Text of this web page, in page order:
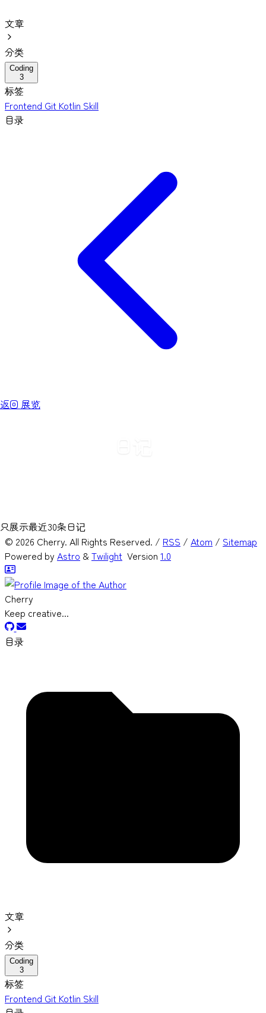
文章
分类
Coding
3
标签
Frontend Git Kotlin Skill
目录
返回 展览
只展示最近30条日记
© 2026 Cherry. All Rights Reserved. / RSS / Atom / Sitemap
Powered by Astro &Twilight Version 1.0
Cherry
Keep creative...
目录
文章
分类
Coding
3
标签
Frontend Git Kotlin Skill